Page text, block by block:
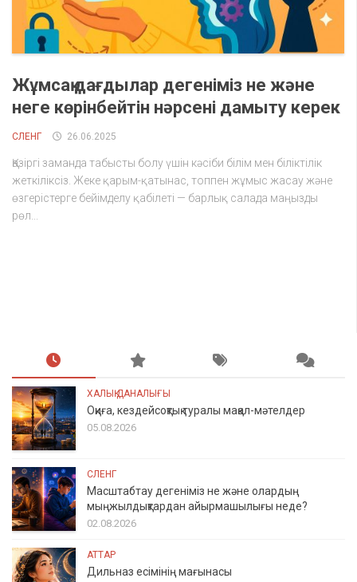
Жұмсақ дағдылар дегеніміз не және
неге көрінбейтін нәрсені дамыту керек
СЛЕНГ 26.06.2025
Қазіргі заманда табысты болу үшін кәсіби білім мен біліктілік
жеткіліксіз. Жеке қарым-қатынас, топпен жұмыс жасау және
өзгерістерге бейімделу қабілеті — барлық салада маңызды
рөл...
ХАЛЫҚ ДАНАЛЫҒЫ
Оқиға, кездейсоқтық туралы мақал-мәтелдер
05.08.2026
СЛЕНГ
Масштабтау дегеніміз не және олардың
мыңжылдықтардан айырмашылығы неде?
02.08.2026
АТТАР
Дильназ есімінің мағынасы